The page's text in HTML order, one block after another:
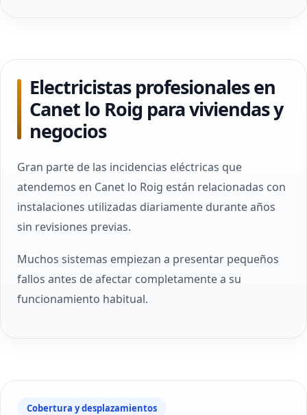
Electricistas profesionales en
Canet lo Roig para viviendas y
negocios
Gran parte de las incidencias eléctricas que
atendemos en Canet lo Roig están relacionadas con
instalaciones utilizadas diariamente durante años
sin revisiones previas.
Muchos sistemas empiezan a presentar pequeños
fallos antes de afectar completamente a su
funcionamiento habitual.
Cobertura y desplazamientos